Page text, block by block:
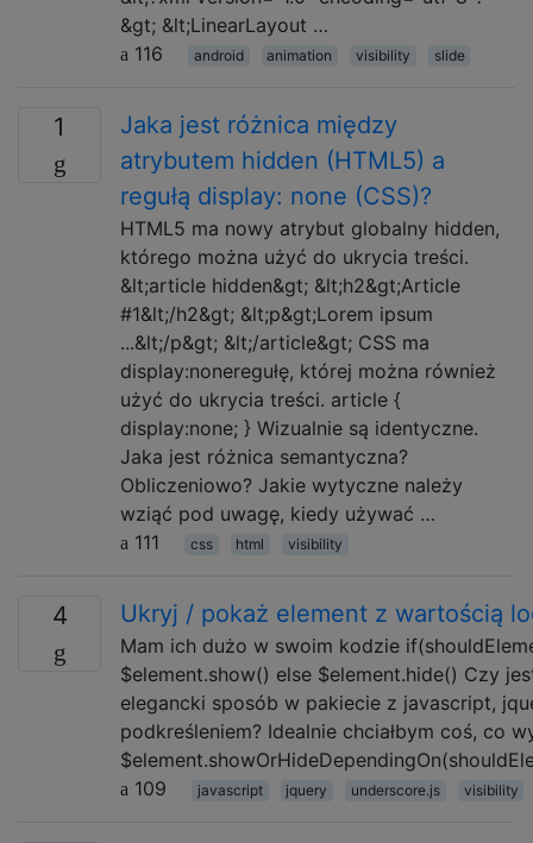
&gt; &lt;LinearLayout …
116
android animation visibility slide
1
Jaka jest różnica między
atrybutem hidden (HTML5) a
regułą display: none (CSS)?
HTML5 ma nowy atrybut globalny hidden,
którego można użyć do ukrycia treści.
&lt;article hidden&gt; &lt;h2&gt;Article
#1&lt;/h2&gt; &lt;p&gt;Lorem ipsum
...&lt;/p&gt; &lt;/article&gt; CSS ma
display:noneregułę, której można również
użyć do ukrycia treści. article {
display:none; } Wizualnie są identyczne.
Jaka jest różnica semantyczna?
Obliczeniowo? Jakie wytyczne należy
wziąć pod uwagę, kiedy używać …
111
css html visibility
4 Ukryj / pokaż element z wartością
Mam ich dużo w swoim kodzie
$element.show() else $element.hide() Czy
elegancki sposób w pakiecie z javascript,
podkreśleniem? Idealnie chciałbym coś, co
109
javascript jquery underscore.js visibility